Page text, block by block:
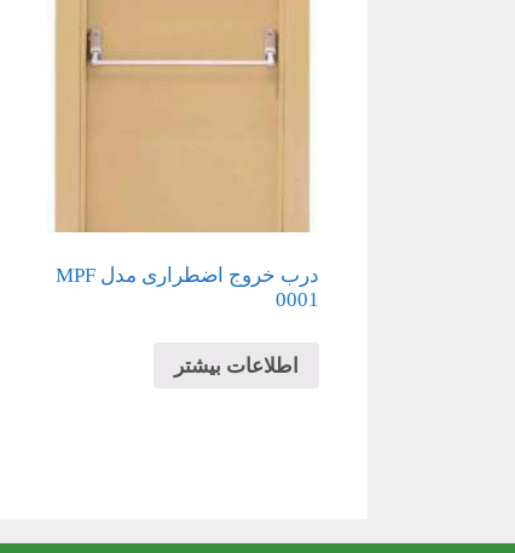
درب خروج اضطراری مدل MPF
0001
اطلاعات بیشتر